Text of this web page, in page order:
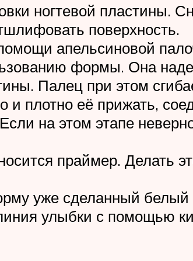
ногтевой пластины.
поверхность.
апельсиновой
формы. Она
Палец при этом
и плотно её прижать,
на этом этапе
праймер. Делать
уже сделанный
улыбки с помощью